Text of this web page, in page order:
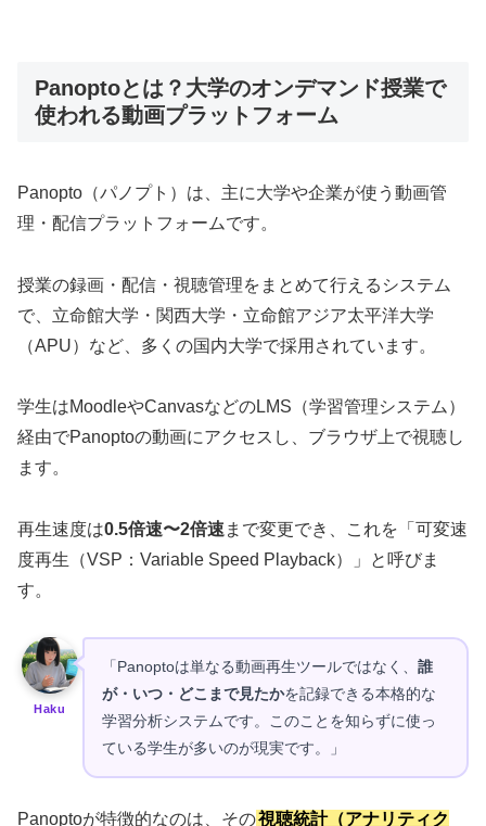
Panoptoとは？大学のオンデマンド授業で
使われる動画プラットフォーム
Panopto（パノプト）は、主に大学や企業が使う動画管
理・配信プラットフォームです。
授業の録画・配信・視聴管理をまとめて行えるシステム
で、立命館大学・関西大学・立命館アジア太平洋大学
（APU）など、多くの国内大学で採用されています。
学生はMoodleやCanvasなどのLMS（学習管理システム）
経由でPanoptoの動画にアクセスし、ブラウザ上で視聴し
ます。
再生速度は0.5倍速〜2倍速 まで変更でき、これを「可変速
度再生（VSP：Variable Speed Playback）」と呼びま
す。
Haku
「Panoptoは単なる動画再生ツールではなく、 誰
が・いつ・どこまで見たかを記録できる本格的な
学習分析システムです。このことを知らずに使っ
ている学生が多いのが現実です。」
Panoptoが特徴的なのは、その視聴統計（アナリティク